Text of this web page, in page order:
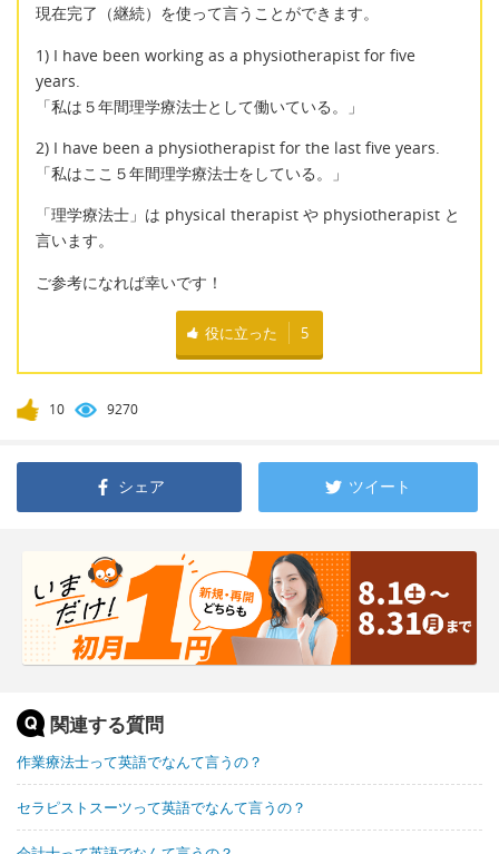
現在完了（継続）を使って言うことができます。
1) I have been working as a physiotherapist for five
years.
「私は５年間理学療法士として働いている。」
2) I have been a physiotherapist for the last five years.
「私はここ５年間理学療法士をしている。」
「理学療法士」は physical therapist や physiotherapist と
言います。
ご参考になれば幸いです！
役に立った 5
10 9270
シェア ツイート
関連する質問
作業療法士って英語でなんて言うの？
セラピストスーツって英語でなんて言うの？